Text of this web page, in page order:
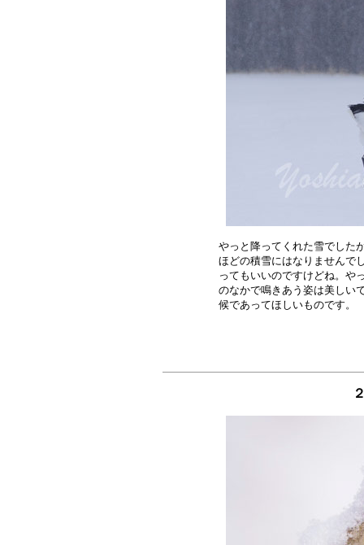
やっと降ってくれた雪でした
ほどの積雪にはなりませんで
ってもいいのですけどね。や
のなかで鳴きあう姿は美しい